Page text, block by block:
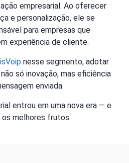
empresarial. Ao oferecer
e personalização, ele se
para empresas que
experiência de cliente.
nesse segmento, adotar
só inovação, mas eficiência
enviada.
entrou em uma nova era — e
melhores frutos.